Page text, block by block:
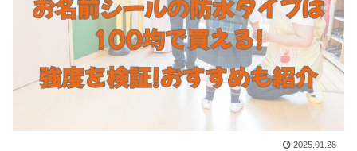
2025.01.28